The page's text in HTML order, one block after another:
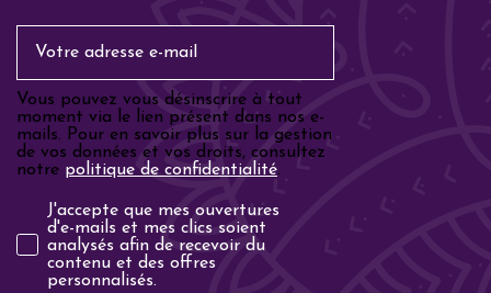
Vous pouvez vous désinscrire à tout
moment via le lien présent dans nos e-
mails. Pour en savoir plus sur la gestion
de vos données et vos droits, consultez
notre politique de confidentialité.
Analyse email
J'accepte que mes ouvertures
d'e-mails et mes clics soient
analysés afin de recevoir du
contenu et des offres
personnalisés.